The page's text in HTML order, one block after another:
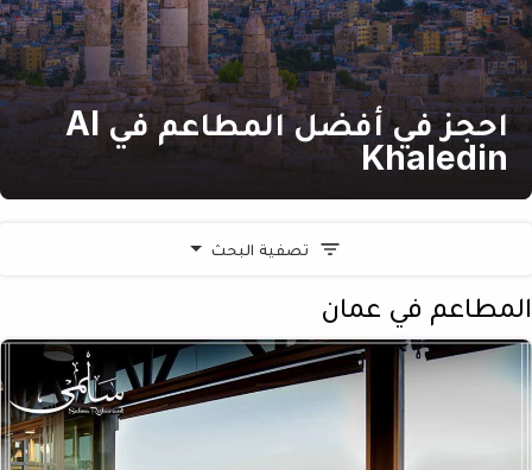
احجز في أفضل المطاعم في Al
Khaledin
تصفية البحث
المطاعم في عمان